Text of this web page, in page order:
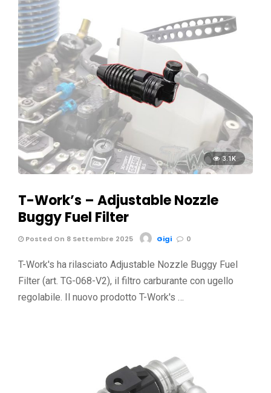
3.1K
T-Work’s – Adjustable Nozzle
Buggy Fuel Filter
Posted On 8 Settembre 2025 Gigi 0
T-Work's ha rilasciato Adjustable Nozzle Buggy Fuel
Filter (art. TG-068-V2), il filtro carburante con ugello
regolabile. Il nuovo prodotto T-Work's …